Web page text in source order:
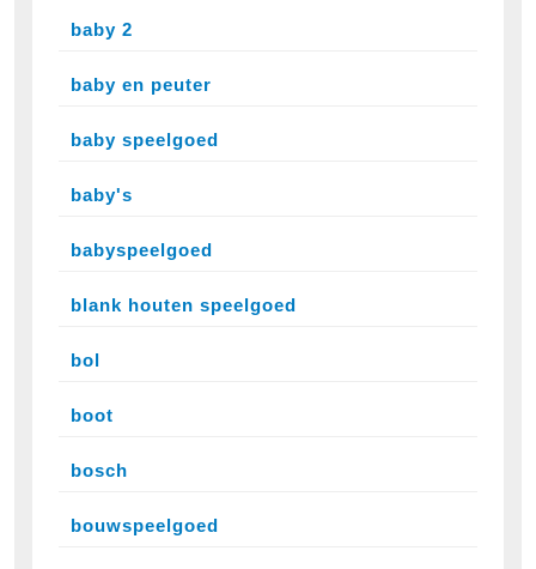
baby 2
baby en peuter
baby speelgoed
baby's
babyspeelgoed
blank houten speelgoed
bol
boot
bosch
bouwspeelgoed